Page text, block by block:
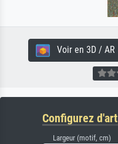
Voir en 3D / AR
Configurez d'art
Largeur (motif, cm)